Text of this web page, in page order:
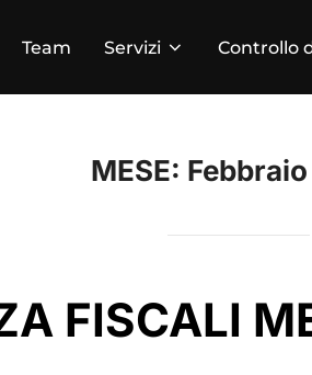
Team Servizi Controllo
MESE:
FISCALI